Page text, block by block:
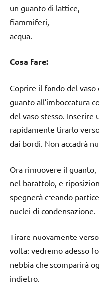
un guanto di lattice,
fiammiferi,
acqua.
Cosa fare:
Coprire il fondo del vaso
guanto all’imboccatura
del vaso stesso. Inserire
rapidamente tirarlo
dai bordi. Non accadrà
Ora rimuovere il
nel barattolo, e
spegnerà creando
nuclei di condensazione.
Tirare nuovamente
volta: vedremo adesso
nebbia che scomparirà
indietro.